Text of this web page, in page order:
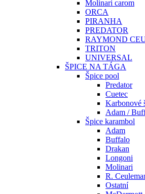
Molinari carom
ORCA
PIRANHA
PREDATOR
RAYMOND
TRITON
UNIVERSAL
ŠPICE NA TÁGA
Špice pool
Predator
Cuetec
Karbonové
Adam /
Špice karambol
Adam
Buffalo
Drakan
Longoni
Molinari
R.
Ostatní